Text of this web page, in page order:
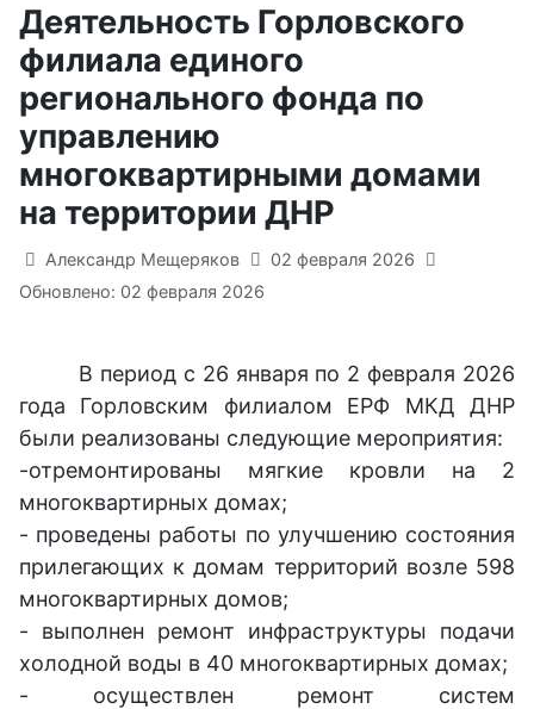
Деятельность Горловского
филиала единого
регионального фонда по
управлению
многоквартирными домами
на территории ДНР
Информация о материале
Александр Мещеряков
02 февраля 2026
Обновлено: 02 февраля 2026
В период с 26 января по 2 февраля 2026
года Горловским филиалом ЕРФ МКД ДНР
были реализованы следующие мероприятия:
-отремонтированы мягкие кровли на 2
многоквартирных домах;
- проведены работы по улучшению состояния
прилегающих к домам территорий возле 598
многоквартирных домов;
- выполнен ремонт инфраструктуры подачи
холодной воды в 40 многоквартирных домах;
- осуществлен ремонт систем